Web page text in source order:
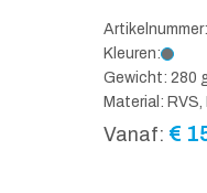
Kleuren:
Gewicht: 280
Material: RVS,
Vanaf: €